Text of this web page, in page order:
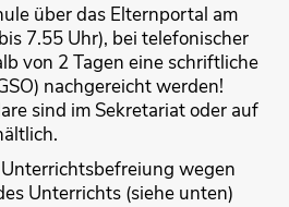
über das Elternportal am
7.55 Uhr), bei telefonischer
von 2 Tagen eine schriftliche
nachgereicht werden!
sind im Sekretariat oder auf
wegen
Unterrichts (siehe unten)